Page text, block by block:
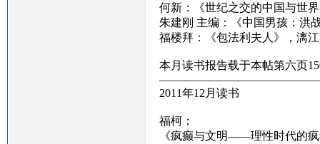
何新：《世纪之交的中国与世
朱建刚 主编：《中国男孩：洪
福楼拜：《包法利夫人》，漓
本月读书报告载于本帖第六页
2011年12月读书
福柯：
《疯癫与文明——理性时代的